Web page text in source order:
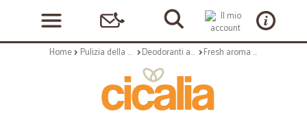
Home Pulizia della casa Deodoranti ambienti Fresh aroma deo spray pino - ml.300